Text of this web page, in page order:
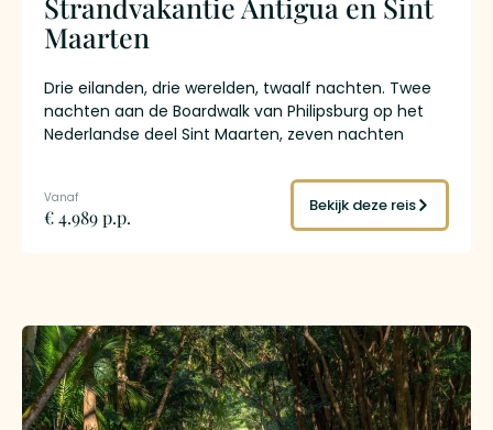
Strandvakantie Antigua en Sint
Maarten
Drie eilanden, drie werelden, twaalf nachten. Twee
nachten aan de Boardwalk van Philipsburg op het
Nederlandse deel Sint Maarten, zeven nachten
English Harbour en de stille westkust, drie afsluitende
nachten op het Franse deel Saint Martin met Pinel
Island voor de deur en Grand Case als culinaire
€ 4.989 p.p.
Bekijk deze reis